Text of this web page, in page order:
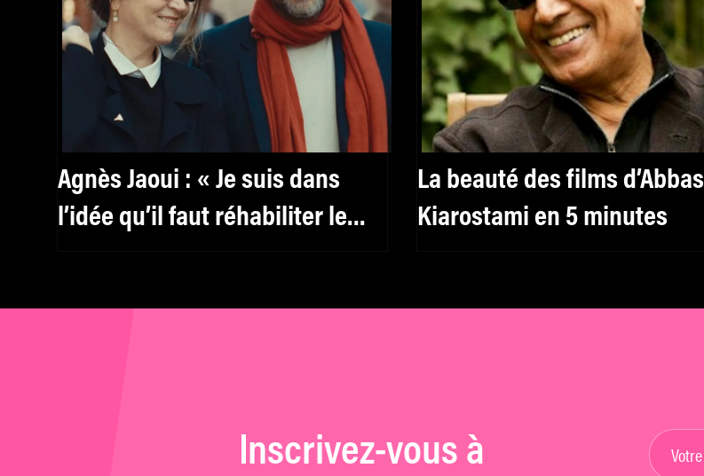
Agnès Jaoui : « Je suis dans
l’idée qu’il faut réhabiliter le
La beauté des films d’Abbas
Kiarostami en 5 minutes
Inscrivez-vous à